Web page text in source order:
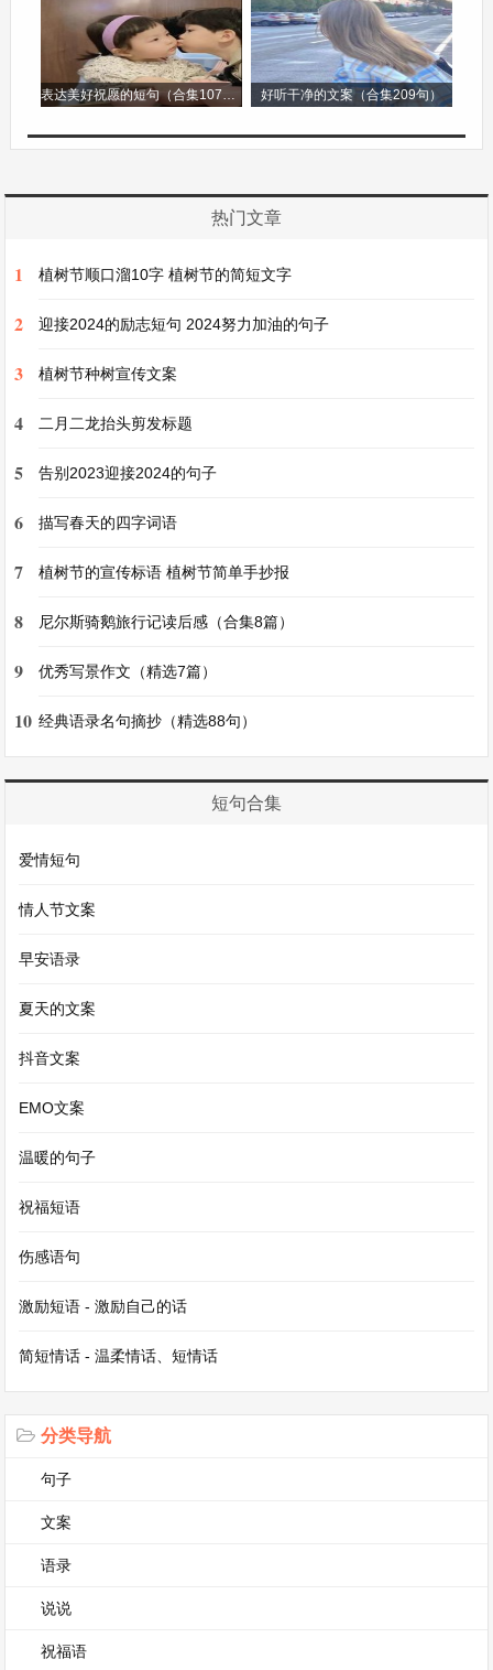
情，情中有景，二者自然融合，浑然一体。上片的
秋景描写为下片的抒情做了有力的铺垫，而下片的
抒情又进一步深化了上片所营造的意境，使整首词
情的对比，一方面显示了词人胸襟的广阔和对生活
如“碧云天，黄叶地”等所描绘的壮美秋景，与词人
内心的愁苦形成鲜明对照，更显乡愁之浓重.
- 用词精妙：如“寒烟翠”的“寒”字，“黯乡
魂”的“黯”字，“追旅思”的“追”字，以及“化作相思
强了作品的艺术表现力.
深沉的意境，体现了范仲淹词柔媚的一面，被清人
谭献誉之为“大笔振迅”之作，成为了宋词中的千古
【范仲淹《苏幕遮》赏析】相关文章
我心中的世外桃源（精选10篇）
《早发白帝城》古诗原文及赏析
白居易的《长恨歌》古诗原文及翻译解释
七年级《观沧海》翻译，观沧海完整全文
表达美好祝愿的短句（合集107句） 好听干净的文案（合集209句）
热门文章
1 植树节顺口溜10字 植树节的简短文字
2 迎接2024的励志短句 2024努力加油的句子
3 植树节种树宣传文案
4 二月二龙抬头剪发标题
5 告别2023迎接2024的句子
6 描写春天的四字词语
7 植树节的宣传标语 植树节简单手抄报
8 尼尔斯骑鹅旅行记读后感（合集8篇）
9 优秀写景作文（精选7篇）
10 经典语录名句摘抄（精选88句）
短句合集
爱情短句
情人节文案
早安语录
夏天的文案
抖音文案
EMO文案
温暖的句子
祝福短语
伤感语句
激励短语 - 激励自己的话
简短情话 - 温柔情话、短情话
分类导航
句子
文案
语录
说说
祝福语